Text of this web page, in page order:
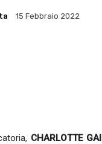
15 Febbraio 2022
CHARLOTTE